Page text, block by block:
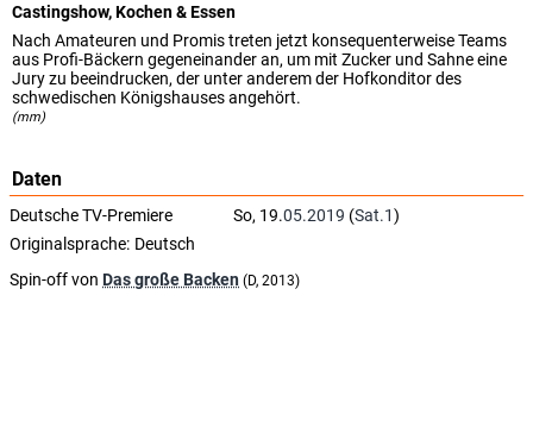
Castingshow, Kochen & Essen
Nach Amateuren und Promis treten jetzt konsequenterweise Teams
aus Profi-Bäckern gegeneinander an, um mit Zucker und Sahne eine
Jury zu beeindrucken, der unter anderem der Hofkonditor des
schwedischen Königshauses angehört.
(mm)
Daten
Deutsche TV-Premiere So, 19.05.2019 (Sat.1)
Originalsprache: Deutsch
Spin-off von Das große Backen (D, 2013)